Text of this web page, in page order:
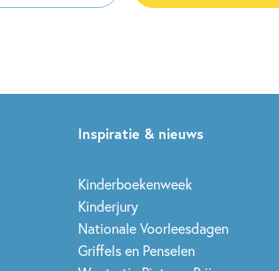
Inspiratie & nieuws
Kinderboekenweek
Kinderjury
Nationale Voorleesdagen
Griffels en Penselen